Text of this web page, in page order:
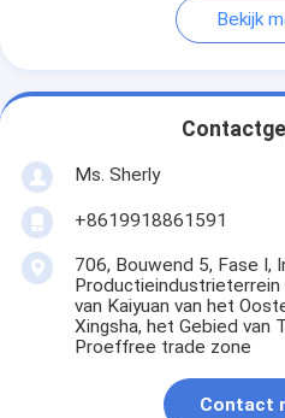
Bekijk
Ms. Sherly
+8619918861591
706, Bouwend 5, Fase I,
Productieindustrieterrein
van Kaiyuan van het
Xingsha, het Gebied van
Proeffree trade zone
Contact